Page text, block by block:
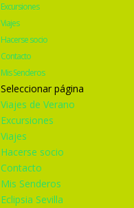
Excursiones
Viajes
Hacerse socio
Contacto
Mis Senderos
Seleccionar página
Viajes de Verano
Excursiones
Viajes
Hacerse socio
Contacto
Mis Senderos
Eclipsia Sevilla